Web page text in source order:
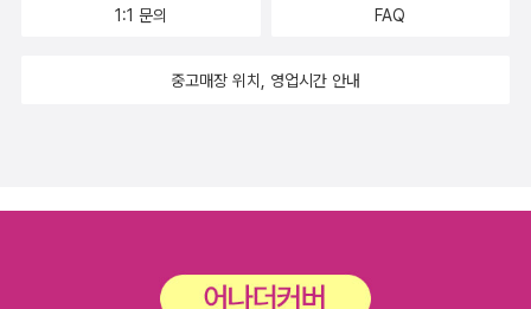
1:1 문의 FAQ
중고매장 위치, 영업시간 안내